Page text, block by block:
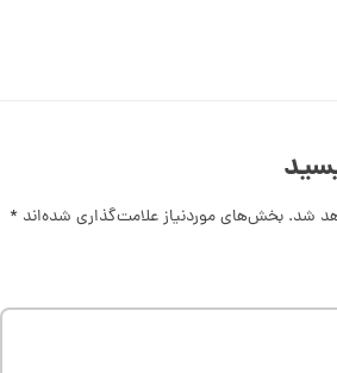
شد. بخش‌های موردنیاز علامت‌گذاری شده‌اند *